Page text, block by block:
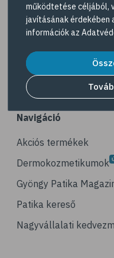
# GI index
# magnézium
# E-vitamin
# élelmi rostok
#
# vas
# gluténmentes
# quinoa
# hajdina
A Gyöngy
társaságok felelnek az
működésért. A Gyöngy
elérhetőségeit a
tekintheti meg.
Navigáció
Akciós termékek
Dermokozmetikumok
Gyöngy Patika
Patika kereső
Nagyvállalati
működtetése céljából,
javításának érdekében
információk az